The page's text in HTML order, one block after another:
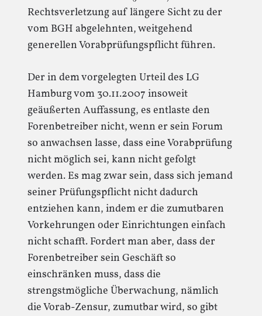
Rechtsverletzung auf längere Sicht zu der
vom BGH abgelehnten, weitgehend
generellen Vorabprüfungspflicht führen.
Der in dem vorgelegten Urteil des LG
Hamburg vom 30.11.2007 insoweit
geäußerten Auffassung, es entlaste den
Forenbetreiber nicht, wenn er sein Forum
so anwachsen lasse, dass eine Vorabprüfung
nicht möglich sei, kann nicht gefolgt
werden. Es mag zwar sein, dass sich jemand
seiner Prüfungspflicht nicht dadurch
entziehen kann, indem er die zumutbaren
Vorkehrungen oder Einrichtungen einfach
nicht schafft. Fordert man aber, dass der
Forenbetreiber sein Geschäft so
einschränken muss, dass die
strengstmögliche Überwachung, nämlich
die Vorab-Zensur, zumutbar wird, so gibt